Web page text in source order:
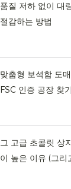
품질 저하 없이 대
절감하는 방법
맞춤형 보석함 도
FSC 인증 공장 찾기
그 고급 초콜릿 상
이 높은 이유 (그